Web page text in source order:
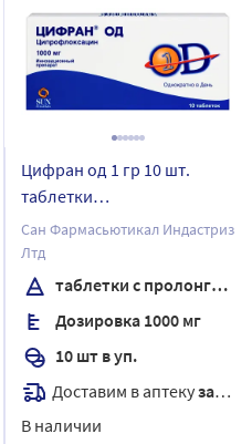
Цифран од 1 гр 10 шт.
таблетки
пролонгированные
покрытые пленочной
оболочкой
Сан Фармасьютикал Индастриз
Лтд
таблетки с пролонгированным высвобождением, покрытые пленочной оболочкой
Дозировка 1000 мг
10 шт в уп.
Доставим в аптекузавтра
В наличии